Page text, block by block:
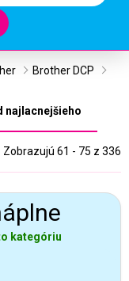
Brother DCP
najlacnejšieho
Zobrazujú 61 - 75 z 336
kategóriu